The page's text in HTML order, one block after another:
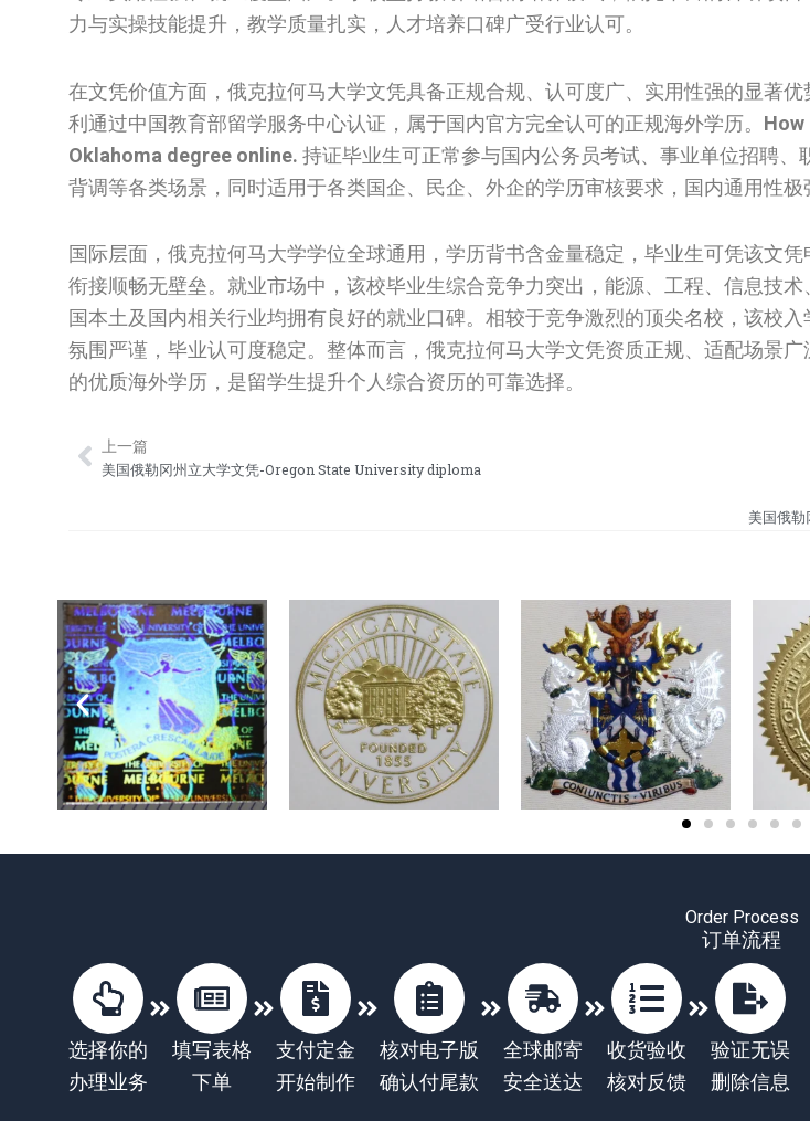
力与实操技能提升，教学质量扎实，人才培养口碑广受行业认可。
在文凭价值方面，俄克拉何马大学文凭具备正规合规、认可度广、实用性强的显著
利通过中国教育部留学服务中心认证，属于国内官方完全认可的正规海外学历。
Oklahoma degree online. 持证毕业生可正常参与国内公务员考试、事业单位招聘、
背调等各类场景，同时适用于各类国企、民企、外企的学历审核要求，国内通用性极
国际层面，俄克拉何马大学学位全球通用，学历背书含金量稳定，毕业生可凭该文
衔接顺畅无壁垒。就业市场中，该校毕业生综合竞争力突出，能源、工程、信息技
国本土及国内相关行业均拥有良好的就业口碑。相较于竞争激烈的顶尖名校，该校
氛围严谨，毕业认可度稳定。整体而言，俄克拉何马大学文凭资质正规、适配场景
的优质海外学历，是留学生提升个人综合资历的可靠选择。
Prev
上一篇
美国俄勒冈州立大学文凭-Oregon State University diploma
美国俄
Order Process
订单流程
选择你的
办理业务
填写表格
下单
支付定金
开始制作
核对电子版
确认付尾款
全球邮寄
安全送达
收货验收
核对反馈
验证无误
删除信息